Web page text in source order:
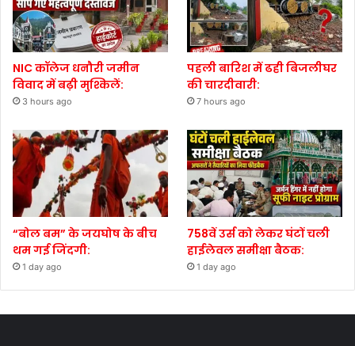
NIC कॉलेज धनौरी जमीन
विवाद में बढ़ी मुश्किलें:
3 hours ago
पहली बारिश में ढही बिजलीघर
की चारदीवारी:
7 hours ago
“बोल बम” के जयघोष के बीच
थम गई जिंदगी:
1 day ago
758वें उर्स को लेकर घंटों चली
हाईलेवल समीक्षा बैठक:
1 day ago